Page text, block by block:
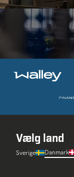
Vælg land
Sverige Danmark